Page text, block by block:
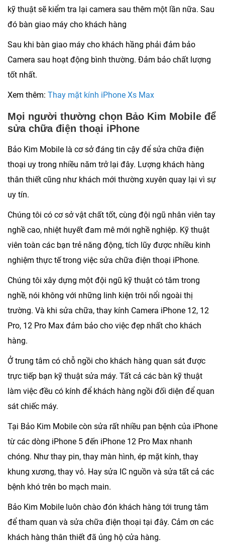
kỹ thuật sẽ kiểm tra lại camera sau thêm một lần nữa. Sau
đó bàn giao máy cho khách hàng
Sau khi bàn giao máy cho khách hầng phải đảm bảo
Camera sau hoạt động bình thường. Đảm bảo chất lượng
tốt nhất.
Xem thêm: Thay mặt kính iPhone Xs Max
Mọi người thường chọn Bảo Kim Mobile để
sửa chữa điện thoại iPhone
Bảo Kim Mobile là cơ sở đáng tin cậy để sửa chữa điện
thoại uy trong nhiều năm trở lại đây. Lượng khách hàng
thân thiết cũng như khách mới thường xuyên quay lại vì sự
uy tín.
Chúng tôi có cơ sở vật chất tốt, cùng đội ngũ nhân viên tay
nghề cao, nhiệt huyết đam mê mới nghề nghiệp. Kỹ thuật
viên toàn các bạn trẻ năng động, tích lũy được nhiều kinh
nghiệm thực tế trong việc sửa chữa điện thoại iPhone.
Chúng tôi xây dựng một đội ngũ kỹ thuật có tâm trong
nghề, nói không với những linh kiện trôi nổi ngoài thị
trường. Và khi sửa chữa, thay kính Camera iPhone 12, 12
Pro, 12 Pro Max đảm bảo cho việc đẹp nhất cho khách
hàng.
Ở trung tâm có chỗ ngồi cho khách hàng quan sát được
trực tiếp bạn kỹ thuật sửa máy. Tất cả các bàn kỹ thuật
làm việc đều có kính để khách hàng ngồi đối diện để quan
sát chiếc máy.
Tại Bảo Kim Mobile còn sửa rất nhiều pan bệnh của iPhone
từ các dòng iPhone 5 đến iPhone 12 Pro Max nhanh
chóng. Như thay pin, thay màn hình, ép mặt kính, thay
khung xương, thay vỏ. Hay sửa IC nguồn và sửa tất cả các
bệnh khó trên bo mạch main.
Bảo Kim Mobile luôn chào đón khách hàng tới trung tâm
để tham quan và sửa chữa điện thoại tại đây. Cảm ơn các
khách hàng thân thiết đã ủng hộ cửa hàng.